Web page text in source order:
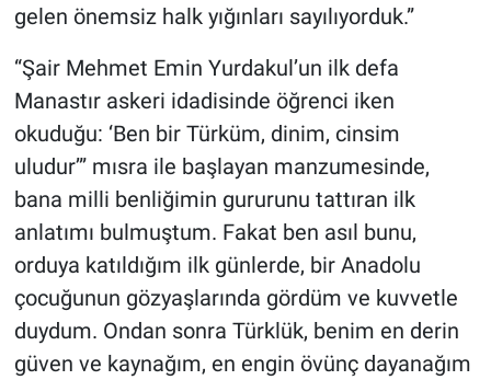
gelen önemsiz halk yığınları sayılıyorduk.”
“Şair Mehmet Emin Yurdakul’un ilk defa
Manastır askeri idadisinde öğrenci iken
okuduğu: ‘Ben bir Türküm, dinim, cinsim
uludur’” mısra ile başlayan manzumesinde,
bana milli benliğimin gururunu tattıran ilk
anlatımı bulmuştum. Fakat ben asıl bunu,
orduya katıldığım ilk günlerde, bir Anadolu
çocuğunun gözyaşlarında gördüm ve kuvvetle
duydum. Ondan sonra Türklük, benim en derin
güven ve kaynağım, en engin övünç dayanağım